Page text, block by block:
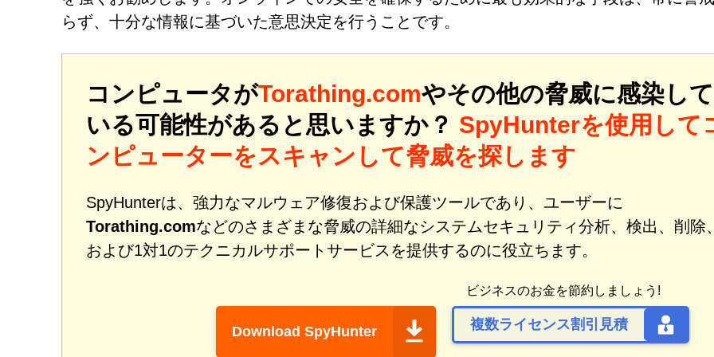
らず、十分な情報に基づいた意思決定を行うことです。
コンピュータがTorathing.comやその他の脅威に感染して
いる可能性があると思いますか？ SpyHunterを使用して
ンピューターをスキャンして脅威を探します
SpyHunterは、強力なマルウェア修復および保護ツールであり、ユーザーに
Torathing.comなどのさまざまな脅威の詳細なシステムセキュリティ分析、検出、削除
および1対1のテクニカルサポートサービスを提供するのに役立ちます。
Download SpyHunter
ビジネスのお金を節約しましょう!
複数ライセンス割引見積